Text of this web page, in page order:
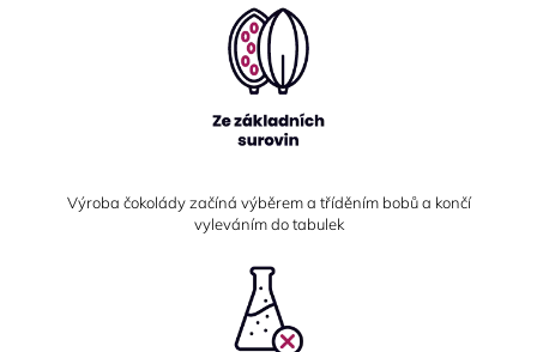
Výroba čokolády začíná výběrem a tříděním bobů a končí
vyleváním do tabulek